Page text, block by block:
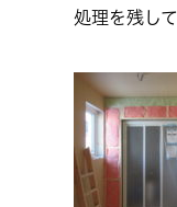
処理を残し